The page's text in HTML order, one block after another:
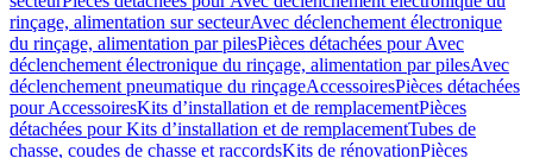
rinçage, alimentation sur secteurAvec déclenchement électronique
du rinçage, alimentation par pilesPièces détachées pour Avec
déclenchement électronique du rinçage, alimentation par pilesAvec
déclenchement pneumatique du rinçageAccessoiresPièces détachées
pour AccessoiresKits d’installation et de remplacementPièces
détachées pour Kits d’installation et de remplacementTubes de
chasse, coudes de chasse et raccordsKits de rénovationPièces